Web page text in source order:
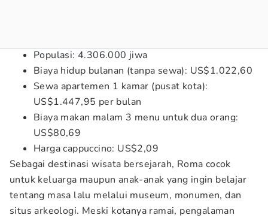
Populasi: 4.306.000 jiwa
Biaya hidup bulanan (tanpa sewa): US$1.022,60
Sewa apartemen 1 kamar (pusat kota):
US$1.447,95 per bulan
Biaya makan malam 3 menu untuk dua orang:
US$80,69
Harga cappuccino: US$2,09
Sebagai destinasi wisata bersejarah, Roma cocok
untuk keluarga maupun anak-anak yang ingin belajar
tentang masa lalu melalui museum, monumen, dan
situs arkeologi. Meski kotanya ramai, pengalaman